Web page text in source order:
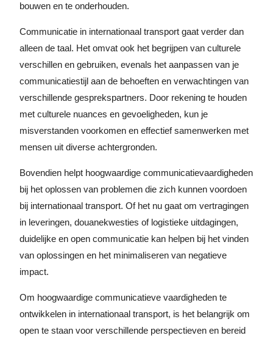
bouwen en te onderhouden.
Communicatie in internationaal transport gaat verder dan
alleen de taal. Het omvat ook het begrijpen van culturele
verschillen en gebruiken, evenals het aanpassen van je
communicatiestijl aan de behoeften en verwachtingen van
verschillende gesprekspartners. Door rekening te houden
met culturele nuances en gevoeligheden, kun je
misverstanden voorkomen en effectief samenwerken met
mensen uit diverse achtergronden.
Bovendien helpt hoogwaardige communicatievaardigheden
bij het oplossen van problemen die zich kunnen voordoen
bij internationaal transport. Of het nu gaat om vertragingen
in leveringen, douanekwesties of logistieke uitdagingen,
duidelijke en open communicatie kan helpen bij het vinden
van oplossingen en het minimaliseren van negatieve
impact.
Om hoogwaardige communicatieve vaardigheden te
ontwikkelen in internationaal transport, is het belangrijk om
open te staan voor verschillende perspectieven en bereid